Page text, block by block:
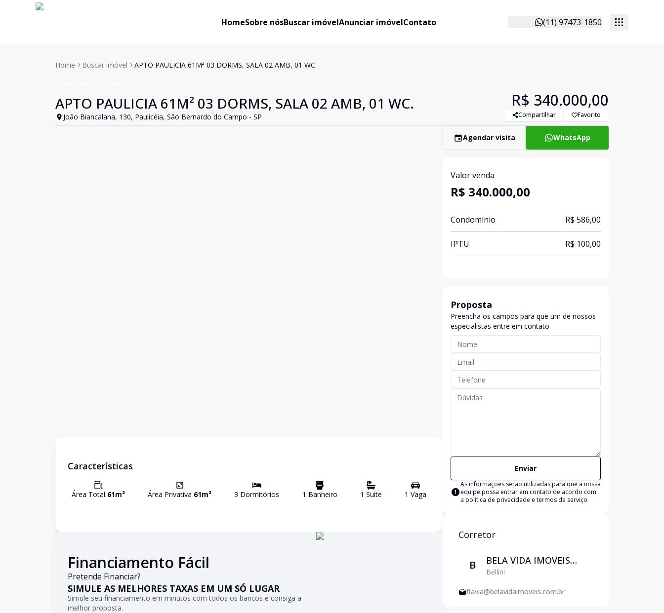
HomeSobre nósBuscar imóvelAnunciar imóvelContato (11) 97473-1850
Home Buscar imóvel APTO PAULICIA 61M² 03 DORMS, SALA 02 AMB, 01 WC.
APTO PAULICIA 61M² 03 DORMS, SALA 02 AMB, 01 WC.
João Biancalana, 130, Paulicéia, São Bernardo do Campo - SP
R$ 340.000,00
Compartilhar Favorito
Características
Área Total 61m² Área Privativa 61m² 3 Dormitórios 1 Banheiro 1 Suíte 1 Vaga
Financiamento Fácil
Pretende Financiar?
SIMULE AS MELHORES TAXAS EM UM SÓ LUGAR
Simule seu financiamento em minutos com todos os bancos e consiga a
melhor proposta.
Agendar visita WhatsApp
Valor venda
R$ 340.000,00
Condomínio R$ 586,00
IPTU R$ 100,00
Proposta
Preencha os campos para que um de nossos
especialistas entre em contato
Enviar
As informações serão utilizadas para que a nossa
equipe possa entrar em contato de acordo com
a política de privacidade e termos de serviço
Corretor
B
BELA VIDA IMOVEIS
EIRELI
Bellini
flavia@belavidaimoveis.com.br